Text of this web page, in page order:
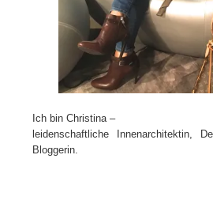
Ich bin Christina –
leidenschaftliche Innenarchitektin,
Bloggerin.